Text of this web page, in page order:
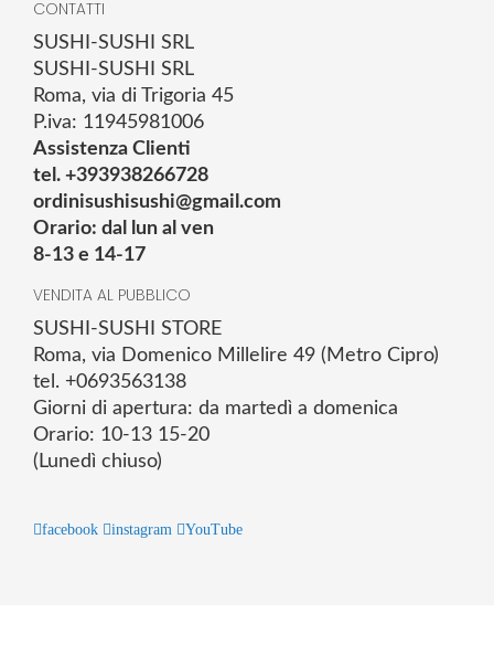
CONTATTI
SUSHI-SUSHI SRL
SUSHI-SUSHI SRL
Roma, via di Trigoria 45
P.iva: 11945981006
Assistenza Clienti
tel. +393938266728
ordinisushisushi@gmail.com
Orario: dal lun al ven
8-13 e 14-17
VENDITA AL PUBBLICO
SUSHI-SUSHI STORE
Roma, via Domenico Millelire 49 (Metro Cipro)
tel. +0693563138
Giorni di apertura: da martedì a domenica
Orario: 10-13 15-20
(Lunedì chiuso)
facebook instagram YouTube